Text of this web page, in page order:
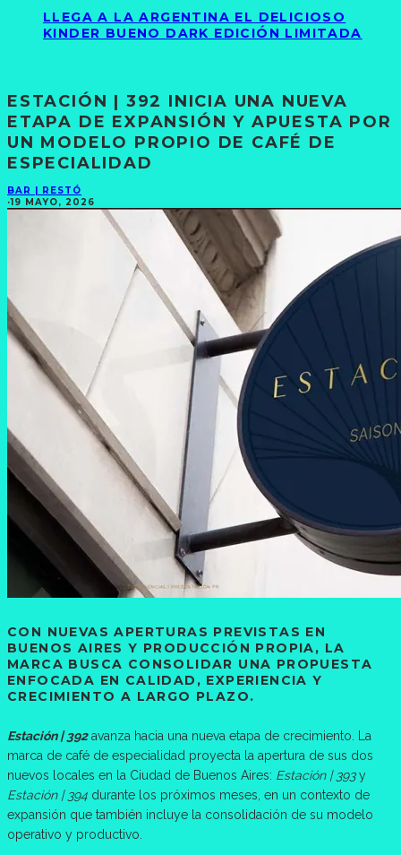
LLEGA A LA ARGENTINA EL DELICIOSO
KINDER BUENO DARK EDICIÓN LIMITADA
ESTACIÓN | 392 INICIA UNA NUEVA
ETAPA DE EXPANSIÓN Y APUESTA POR
UN MODELO PROPIO DE CAFÉ DE
ESPECIALIDAD
BAR | RESTÓ
·19 MAYO, 2026
CON NUEVAS APERTURAS PREVISTAS EN
BUENOS AIRES Y PRODUCCIÓN PROPIA, LA
MARCA BUSCA CONSOLIDAR UNA PROPUESTA
ENFOCADA EN CALIDAD, EXPERIENCIA Y
CRECIMIENTO A LARGO PLAZO.
Estación | 392avanza hacia una nueva etapa de crecimiento. La
marca de café de especialidad proyecta la apertura de sus dos
nuevos locales en la Ciudad de Buenos Aires: Estación | 393y
Estación | 394 durante los próximos meses, en un contexto de
expansión que también incluye la consolidación de su modelo
operativo y productivo.